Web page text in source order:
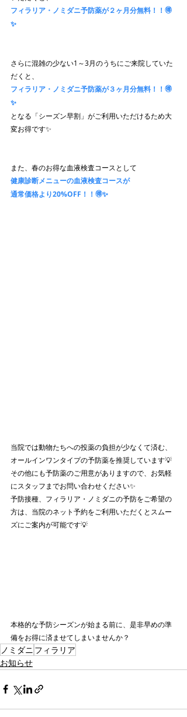
フィラリア・ノミダニ予防薬が２ヶ月分無料！！🉐
✨
さらに混雑の少ない1～3月のうちにご来院していた
だくと、
フィラリア・ノミダニ予防薬が３ヶ月分無料！！🉐
✨
となる「シーズン早割」がご利用いただけるため大
変お得です✨
また、春のお得な血液検査コースとして
健康診断メニューの血液検査コースが
通常価格より20%OFF！！🉐✨
当院では動物たちへの投薬の負担が少なくて済む、
オールインワンタイプの予防薬を推奨しています💡
その他にも予防薬のご用意がありますので、お気軽
にスタッフまでお問い合わせください✨
予防接種、フィラリア・ノミダニの予防をご希望の
方は、当院のネット予約をご利用いただくとスムー
ズにご案内が可能です💡
本格的な予防シーズンが始まる前に、是非早めの準
備をお得に済ませてしまいませんか？
ノミダニ フィラリア
お知らせ